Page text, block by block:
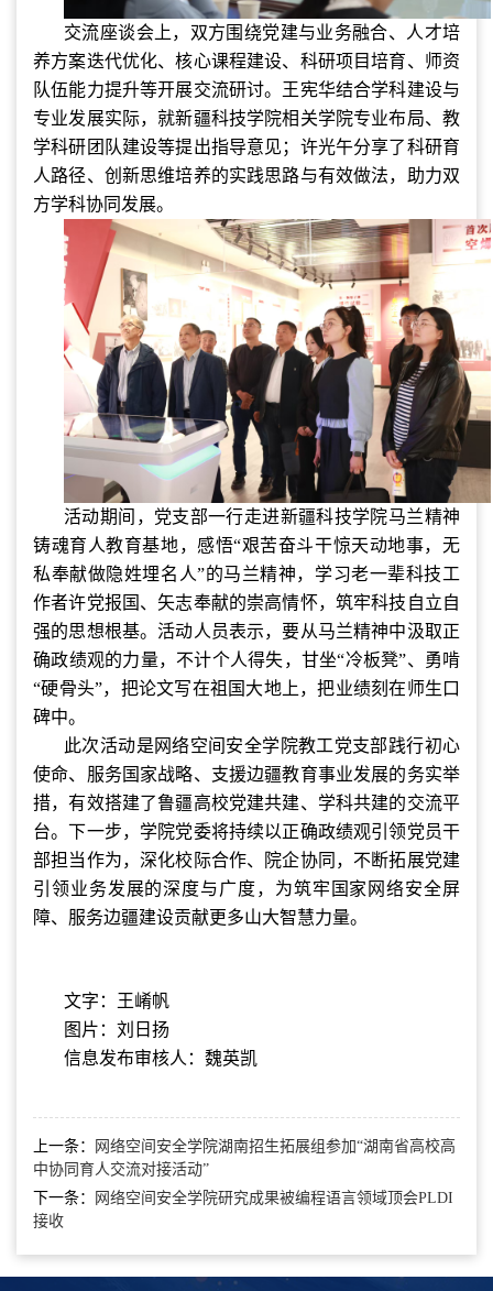
交流座谈会上，双方围绕党建与业务融合、人才培
养方案迭代优化、核心课程建设、科研项目培育、师资
队伍能力提升等开展交流研讨。王宪华结合学科建设与
专业发展实际，就新疆科技学院相关学院专业布局、教
学科研团队建设等提出指导意见；许光午分享了科研育
人路径、创新思维培养的实践思路与有效做法，助力双
方学科协同发展。
活动期间，党支部一行走进新疆科技学院马兰精神
铸魂育人教育基地，感悟“艰苦奋斗干惊天动地事，无
私奉献做隐姓埋名人”的马兰精神，学习老一辈科技工
作者许党报国、矢志奉献的崇高情怀，筑牢科技自立自
强的思想根基。活动人员表示，要从马兰精神中汲取正
确政绩观的力量，不计个人得失，甘坐“冷板凳”、勇啃
“硬骨头”，把论文写在祖国大地上，把业绩刻在师生口
碑中。
此次活动是网络空间安全学院教工党支部践行初心
使命、服务国家战略、支援边疆教育事业发展的务实举
措，有效搭建了鲁疆高校党建共建、学科共建的交流平
台。下一步，学院党委将持续以正确政绩观引领党员干
部担当作为，深化校际合作、院企协同，不断拓展党建
引领业务发展的深度与广度，为筑牢国家网络安全屏
障、服务边疆建设贡献更多山大智慧力量。
文字：王崤帆
图片：刘日扬
信息发布审核人：魏英凯
上一条：
网络空间安全学院湖南招生拓展组参加“湖南省高校高
中协同育人交流对接活动”
下一条：
网络空间安全学院研究成果被编程语言领域顶会PLDI
接收